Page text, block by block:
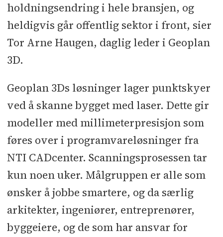
holdningsendring i hele bransjen, og
heldigvis går offentlig sektor i front, sier
Tor Arne Haugen, daglig leder i Geoplan
3D.
Geoplan 3Ds løsninger lager punktskyer
ved å skanne bygget med laser. Dette gir
modeller med millimeterpresisjon som
føres over i programvareløsninger fra
NTI CADcenter. Scanningsprosessen tar
kun noen uker. Målgruppen er alle som
ønsker å jobbe smartere, og da særlig
arkitekter, ingeniører, entreprenører,
byggeiere, og de som har ansvar for